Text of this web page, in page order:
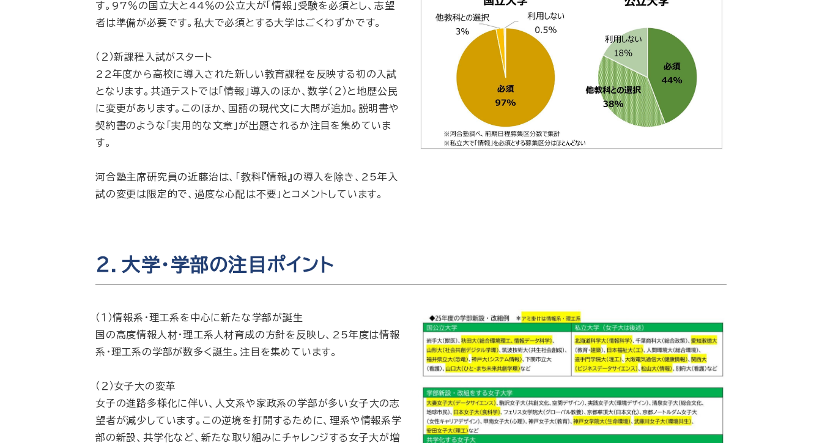
す。97％の国立大と44％の公立大が「情報」受験を必須とし、志望
者は準備が必要です。私大で必須とする大学はごくわずかです。
（２）新課程入試がスタート
22年度から高校に導入された新しい教育課程を反映する初の入試
となります。共通テストでは「情報」導入のほか、数学（２）と地歴公民
に変更があります。このほか、国語の現代文に大問が追加。説明書や
契約書のような「実用的な文章」が出題されるか注目を集めていま
す。
河合塾主席研究員の近藤治は、「教科『情報』の導入を除き、25年入
試の変更は限定的で、過度な心配は不要」とコメントしています。
２．大学・学部の注目ポイント
（１）情報系・理工系を中心に新たな学部が誕生
国の高度情報人材・理工系人材育成の方針を反映し、25年度は情報
系・理工系の学部が数多く誕生。注目を集めています。
（２）女子大の変革
女子の進路多様化に伴い、人文系や家政系の学部が多い女子大の志
望者が減少しています。この逆境を打開するために、理系や情報系学
部の新設、共学化など、新たな取り組みにチャレンジする女子大が増